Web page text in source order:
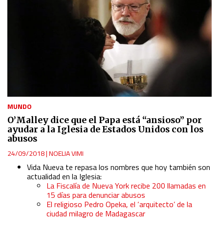
MUNDO
O’Malley dice que el Papa está “ansioso” por
ayudar a la Iglesia de Estados Unidos con los
abusos
24/09/2018|NOELIA VIMI
Vida Nueva te repasa los nombres que hoy también son
actualidad en la Iglesia:
La Fiscalía de Nueva York recibe 200 llamadas en
15 días para denunciar abusos
El religioso Pedro Opeka, el ‘arquitecto’ de la
ciudad milagro de Madagascar